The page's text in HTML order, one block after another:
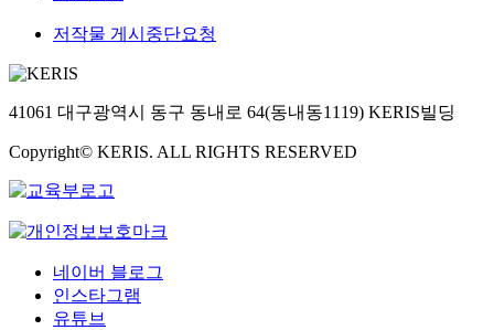
저작물 게시중단요청
41061 대구광역시 동구 동내로 64(동내동1119) KERIS빌딩
Copyright© KERIS. ALL RIGHTS RESERVED
네이버 블로그
인스타그램
유튜브